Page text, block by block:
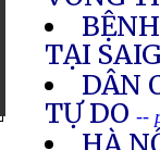
TẠI
DÂN
TỰ DO --